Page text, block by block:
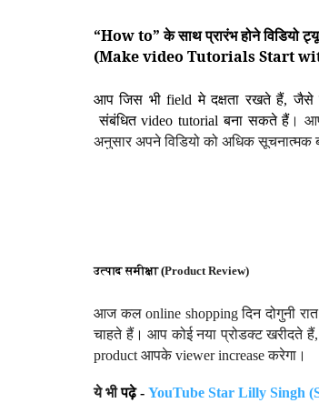
“How to” के साथ प्रारंभ होने विडियो
(Make video Tutorials Start
आप जिस भीfield मे दक्षता रखते हैं,
संबंधितvideo tutorial बना सकते हैं ।
अनुसार अपने विडियो को अधिक
उत्पाद समीक्षा (Product Review)
आज कल online shopping दिन दोगुनी
चाहते हैं। आप कोई नया प्रोडक्ट खरीदते
product आपके viewerincreaseकरेगा।
ये भी पढ़े - YouTube Star Lilly Singh